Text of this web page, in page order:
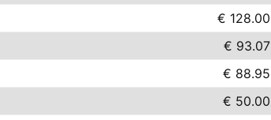
€ 128.00
€ 93.07
€ 88.95
€ 50.00